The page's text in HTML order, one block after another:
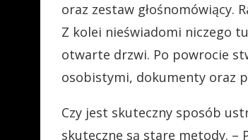
oraz zestaw głośnomówiący.
Z kolei nieświadomi niczego
otwarte drzwi. Po powrocie
osobistymi, dokumenty oraz
Czy jest skuteczny sposób
skuteczne są stare metody. –